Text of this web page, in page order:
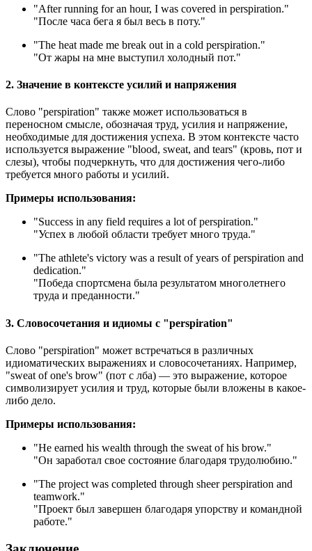
"After running for an hour, I was covered in perspiration."
"После часа бега я был весь в поту."
"The heat made me break out in a cold perspiration."
"От жары на мне выступил холодный пот."
2. Значение в контексте усилий и напряжения
Слово "perspiration" также может использоваться в
переносном смысле, обозначая труд, усилия и напряжение,
необходимые для достижения успеха. В этом контексте часто
используется выражение "blood, sweat, and tears" (кровь, пот и
слезы), чтобы подчеркнуть, что для достижения чего-либо
требуется много работы и усилий.
Примеры использования:
"Success in any field requires a lot of perspiration."
"Успех в любой области требует много труда."
"The athlete's victory was a result of years of perspiration and
dedication."
"Победа спортсмена была результатом многолетнего
труда и преданности."
3. Словосочетания и идиомы с "perspiration"
Слово "perspiration" может встречаться в различных
идиоматических выражениях и словосочетаниях. Например,
"sweat of one's brow" (пот с лба) — это выражение, которое
символизирует усилия и труд, которые были вложены в какое-
либо дело.
Примеры использования:
"He earned his wealth through the sweat of his brow."
"Он заработал свое состояние благодаря трудолюбию."
"The project was completed through sheer perspiration and
teamwork."
"Проект был завершен благодаря упорству и командной
работе."